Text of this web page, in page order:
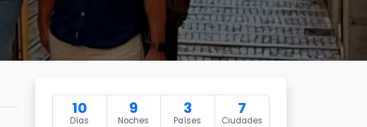
10
Días
9
Noches
3
Países
7
Ciudades